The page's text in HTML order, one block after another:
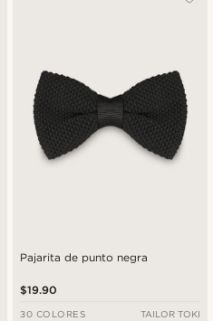
Pajarita de punto negra
$19.90
30 COLORES TAILOR TOKI